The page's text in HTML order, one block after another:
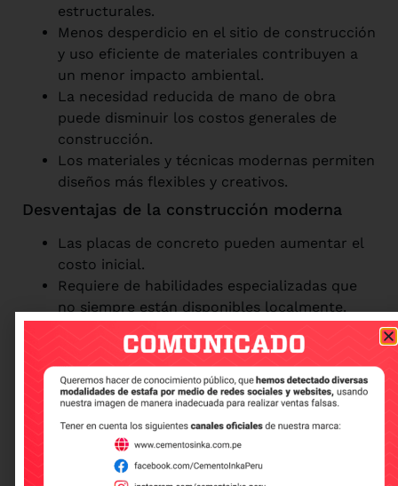
estructurales.
Menos desperdicio en el sitio de construcción
y uso eficiente de materiales contribuyen a
un menor impacto ambiental.
La necesidad reducida de mano de obra
puede disminuir los costos generales de
construcción.
Los materiales y técnicas modernas permiten
diseños más flexibles y creativos.
Desventajas de la construcción moderna
Las placas de concreto pueden aumentar el
costo inicial.
Requiere de habilidades especializadas que
no siempre están disponibles localmente.
construcción puede ser más complicado y
costoso.
Ventajas de la construcción tradicional
Permite ajustes durante el proceso de
construcción sin incurrir en costos elevados.
Frecuentemente, utiliza recursos y